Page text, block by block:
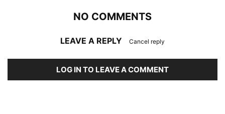
NO COMMENTS
LEAVE A REPLY Cancel reply
LOG IN TO LEAVE A COMMENT